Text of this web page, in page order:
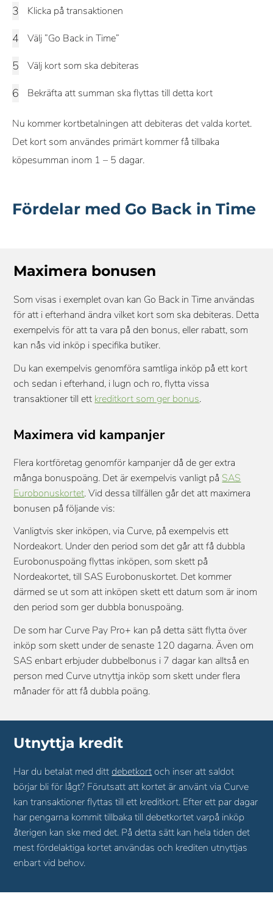
Klicka på transaktionen
Välj ”Go Back in Time”
Välj kort som ska debiteras
Bekräfta att summan ska flyttas till detta kort
Nu kommer kortbetalningen att debiteras det valda kortet.
Det kort som användes primärt kommer få tillbaka
köpesumman inom 1 – 5 dagar.
Fördelar med Go Back in Time
Maximera bonusen
Som visas i exemplet ovan kan Go Back in Time användas
för att i efterhand ändra vilket kort som ska debiteras. Detta
exempelvis för att ta vara på den bonus, eller rabatt, som
kan nås vid inköp i specifika butiker.
Du kan exempelvis genomföra samtliga inköp på ett kort
och sedan i efterhand, i lugn och ro, flytta vissa
transaktioner till ett kreditkort som ger bonus.
Maximera vid kampanjer
Flera kortföretag genomför kampanjer då de ger extra
många bonuspoäng. Det är exempelvis vanligt på SAS
Eurobonuskortet. Vid dessa tillfällen går det att maximera
bonusen på följande vis:
Vanligtvis sker inköpen, via Curve, på exempelvis ett
Nordeakort. Under den period som det går att få dubbla
Eurobonuspoäng flyttas inköpen, som skett på
Nordeakortet, till SAS Eurobonuskortet. Det kommer
därmed se ut som att inköpen skett ett datum som är inom
den period som ger dubbla bonuspoäng.
De som har Curve Pay Pro+ kan på detta sätt flytta över
inköp som skett under de senaste 120 dagarna. Även om
SAS enbart erbjuder dubbelbonus i 7 dagar kan alltså en
person med Curve utnyttja inköp som skett under flera
månader för att få dubbla poäng.
Utnyttja kredit
Har du betalat med dittdebetkortoch inser att saldot
börjar bli för lågt? Förutsatt att kortet är använt via Curve
kan transaktioner flyttas till ett kreditkort. Efter ett par dagar
har pengarna kommit tillbaka till debetkortet varpå inköp
återigen kan ske med det. På detta sätt kan hela tiden det
mest fördelaktiga kortet användas och krediten utnyttjas
enbart vid behov.